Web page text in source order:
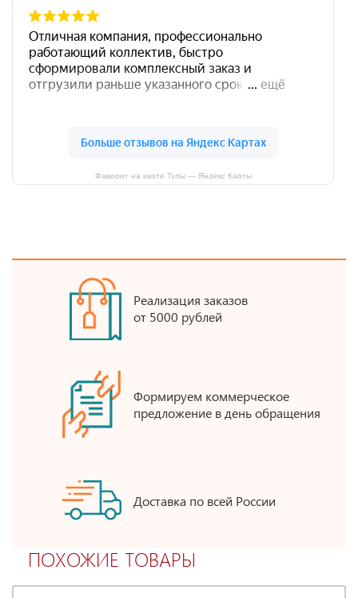
Фаворит на карте Тулы — Яндекс Карты
Реализация заказов
от 5000 рублей
Формируем коммерческое
предложение в день обращения
Доставка по всей России
ПОХОЖИЕ ТОВАРЫ